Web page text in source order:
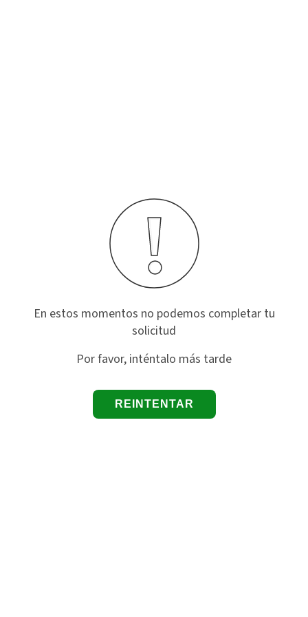
En estos momentos no podemos completar tu
solicitud
Por favor, inténtalo más tarde
REINTENTAR